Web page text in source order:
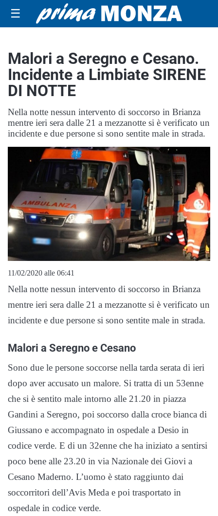
☰
Malori a Seregno e Cesano.
Incidente a Limbiate SIRENE
DI NOTTE
Nella notte nessun intervento di soccorso in Brianza
mentre ieri sera dalle 21 a mezzanotte si è verificato un
incidente e due persone si sono sentite male in strada.
11/02/2020 alle 06:41
Nella notte nessun intervento di soccorso in Brianza
mentre ieri sera dalle 21 a mezzanotte si è verificato un
incidente e due persone si sono sentite male in strada.
Malori a Seregno e Cesano
Sono due le persone soccorse nella tarda serata di ieri
dopo aver accusato un malore. Si tratta di un 53enne
che si è sentito male intorno alle 21.20 in piazza
Gandini a Seregno, poi soccorso dalla croce bianca di
Giussano e accompagnato in ospedale a Desio in
codice verde. E di un 32enne che ha iniziato a sentirsi
poco bene alle 23.20 in via Nazionale dei Giovi a
Cesano Maderno. L’uomo è stato raggiunto dai
soccorritori dell’Avis Meda e poi trasportato in
ospedale in codice verde.